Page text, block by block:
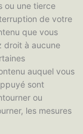
ou une tierce
de votre
que vous
droit à aucune
auquel vous
sont
ou
les mesures